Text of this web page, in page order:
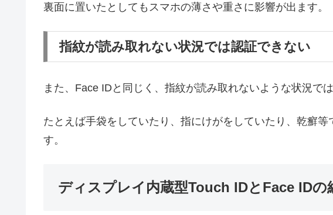
裏面に置いたとしてもスマホの薄さや重さに影響が出ます。
指紋が読み取れない状況では認証できない
また、Face IDと同じく、指紋が読み取れないような状況で
たとえば手袋をしていたり、指にけがをしていたり、乾癬
す。
ディスプレイ内蔵型Touch IDとFace IDの